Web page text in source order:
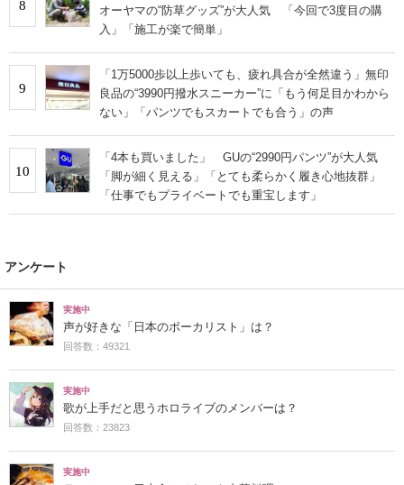
8
オーヤマの“防草グッズ”が大人気 「今回で3度目の購
入」「施工が楽で簡単」
9
「1万5000歩以上歩いても、疲れ具合が全然違う」無印
良品の“3990円撥水スニーカー”に「もう何足目かわから
ない」「パンツでもスカートでも合う」の声
10
「4本も買いました」 GUの“2990円パンツ”が大人気
「脚が細く見える」「とても柔らかく履き心地抜群」
「仕事でもプライベートでも重宝します」
アンケート
実施中
声が好きな「日本のボーカリスト」は？
回答数：49321
実施中
歌が上手だと思うホロライブのメンバーは？
回答数：23823
実施中